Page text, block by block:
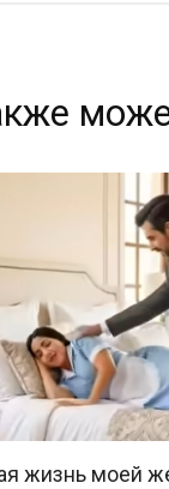
жизнь моей